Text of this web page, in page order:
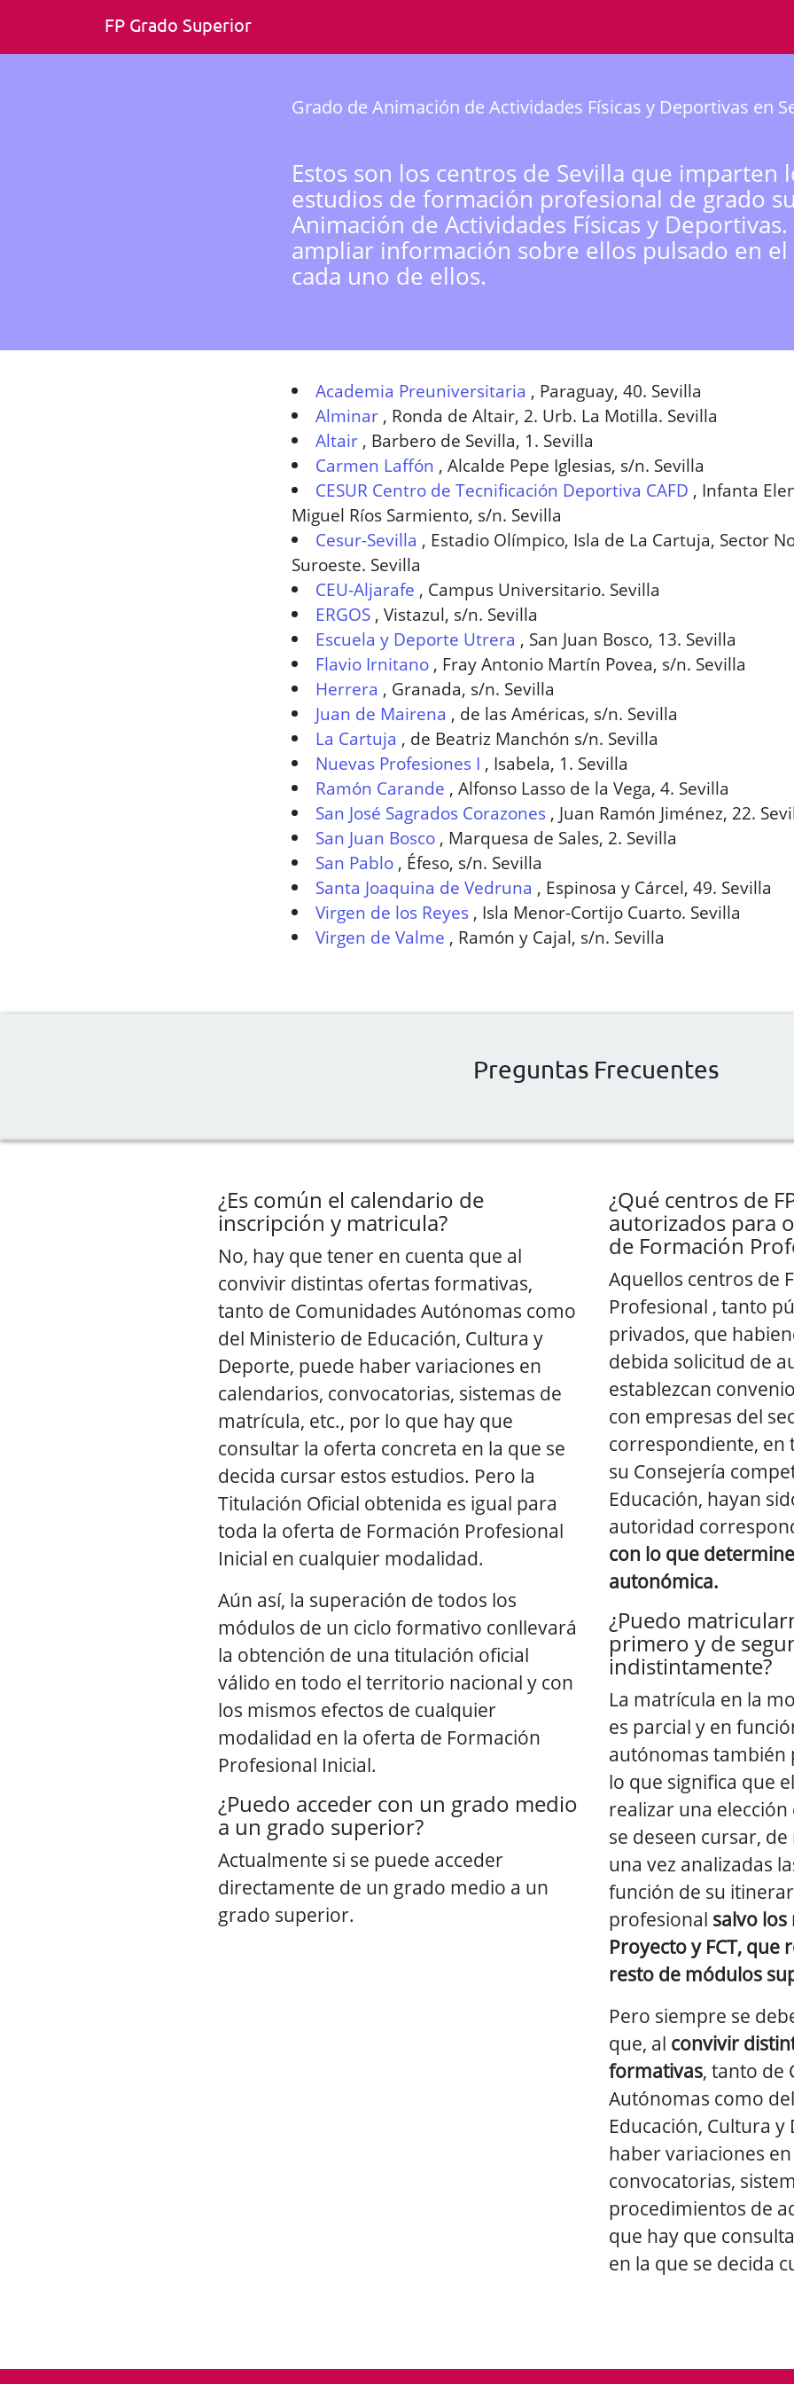
FP Grado Superior
Grado de Animación de Actividades Físicas y Deportivas en
Estos son los centros de Sevilla que imparten
estudios de formación profesional de grado
Animación de Actividades Físicas y
ampliar información sobre ellos pulsado en el
cada uno de ellos.
Academia Preuniversitaria , Paraguay, 40. Sevilla
Alminar , Ronda de Altair, 2. Urb. La Motilla. Sevilla
Altair , Barbero de Sevilla, 1. Sevilla
Carmen Laffón , Alcalde Pepe Iglesias, s/n. Sevilla
CESUR Centro de Tecnificación Deportiva CAFD , Infanta
Miguel Ríos Sarmiento, s/n. Sevilla
Cesur-Sevilla , Estadio Olímpico, Isla de La Cartuja, Sector
Suroeste. Sevilla
CEU-Aljarafe , Campus Universitario. Sevilla
ERGOS , Vistazul, s/n. Sevilla
Escuela y Deporte Utrera , San Juan Bosco, 13. Sevilla
Flavio Irnitano , Fray Antonio Martín Povea, s/n. Sevilla
Herrera , Granada, s/n. Sevilla
Juan de Mairena , de las Américas, s/n. Sevilla
La Cartuja , de Beatriz Manchón s/n. Sevilla
Nuevas Profesiones I , Isabela, 1. Sevilla
Ramón Carande , Alfonso Lasso de la Vega, 4. Sevilla
San José Sagrados Corazones , Juan Ramón Jiménez, 22.
San Juan Bosco , Marquesa de Sales, 2. Sevilla
San Pablo , Éfeso, s/n. Sevilla
Santa Joaquina de Vedruna , Espinosa y Cárcel, 49. Sevilla
Virgen de los Reyes , Isla Menor-Cortijo Cuarto. Sevilla
Virgen de Valme , Ramón y Cajal, s/n. Sevilla
Preguntas Frecuentes
¿Es común el calendario de
inscripción y matricula?
No, hay que tener en cuenta que al
convivir distintas ofertas formativas,
tanto de Comunidades Autónomas como
del Ministerio de Educación, Cultura y
Deporte, puede haber variaciones en
calendarios, convocatorias, sistemas de
matrícula, etc., por lo que hay que
consultar la oferta concreta en la que se
decida cursar estos estudios. Pero la
Titulación Oficial obtenida es igual para
toda la oferta de Formación Profesional
Inicial en cualquier modalidad.
Aún así, la superación de todos los
módulos de un ciclo formativo conllevará
la obtención de una titulación oficial
válido en todo el territorio nacional y con
los mismos efectos de cualquier
modalidad en la oferta de Formación
Profesional Inicial.
¿Puedo acceder con un grado medio
a un grado superior?
Actualmente si se puede acceder
directamente de un grado medio a un
grado superior.
¿Qué centros de
autorizados para
de Formación
Aquellos centros de
Profesional , tanto
privados, que
debida solicitud de
establezcan
con empresas del
correspondiente,
su Consejería
Educación, hayan
autoridad
con lo que
autonómica.
¿Puedo
primero y de
indistintamente?
La matrícula en la
es parcial y en
autónomas también
lo que significa que
realizar una
se deseen cursar,
una vez analizadas
función de su
profesional salvo
Proyecto y FCT,
resto de módulos
Pero siempre se
que, al convivir
formativas, tanto de
Autónomas como
Educación, Cultura
haber variaciones
convocatorias,
procedimientos de
que hay que
en la que se decida